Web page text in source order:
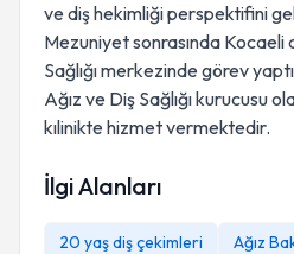
ve diş hekimliği perspektifini
Mezuniyet sonrasında Kocaeli
Sağlığı merkezinde görev
Ağız ve Diş Sağlığı kurucusu
kılinikte hizmet vermektedir.
İlgi Alanları
20 yaş diş çekimleri
Ağız